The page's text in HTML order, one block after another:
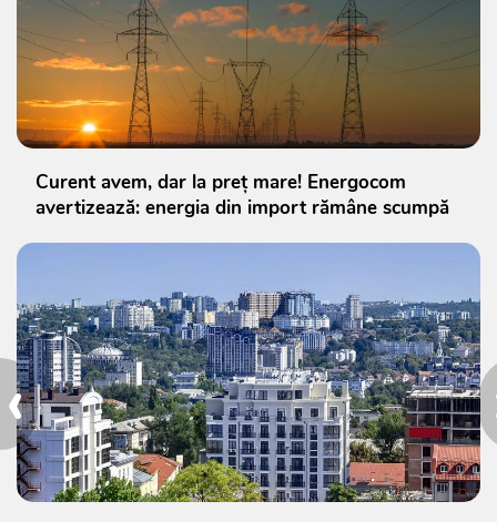
‹
Curent avem, dar la preț mare! Energocom
avertizează: energia din import rămâne scumpă